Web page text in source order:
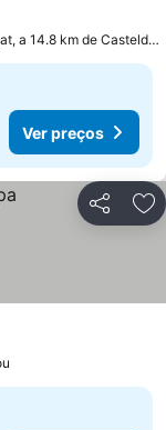
a 14.8 km de
Ver preços
Partilhar
preços